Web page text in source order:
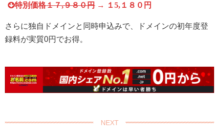
特別価格１７,９８０円 → １5,１８０円
さらに独自ドメインと同時申込みで、ドメインの初年度登
録料が実質0円でお得。